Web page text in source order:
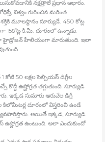
నక్షత్రాలే ప్రధాన ఆధారం.
విశ్వం గురించిన మరింత
మూలస్థానం సూర్యుడే. 450 కోట్ల
15కోట్ల కి.మీ. దూరంలో ఉన్నాడు.
హైడ్రోజన్‍ హీలియంగా మారుతుంది. ఇలా
1 కోటి 50 లక్షల సెల్సియస్‍ డిగ్రీల
కొద్దీ ఉష్ణోగ్రత తగ్గుతుంది. సూర్యుడి
ఇక్కడ సుమారు ఆరువేల డిగ్రీ
కిలోమీటర్ల దూరంలో విస్తరించి ఉండే
అయితే ఇక్కడ, సూర్యుడి
ఉంటుంది. అలా ఎందుకుందో